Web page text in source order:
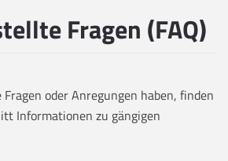
Fragen (FAQ)
oder Anregungen haben, finden
Informationen zu gängigen